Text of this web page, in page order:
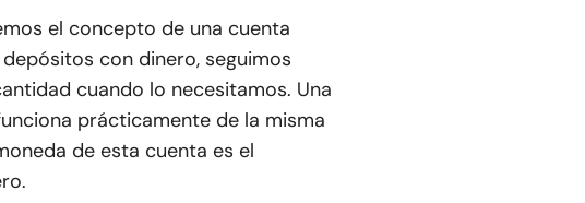
el concepto de una cuenta
con dinero, seguimos
cuando lo necesitamos. Una
prácticamente de la misma
de esta cuenta es el